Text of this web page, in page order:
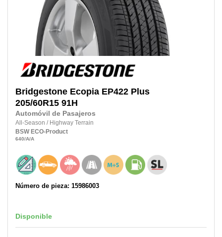
Bridgestone Ecopia EP422 Plus
205/60R15 91H
Automóvil de Pasajeros
All-Season / Highway Terrain
BSW ECO-Product
640/A/A
Número de pieza: 15986003
Disponible